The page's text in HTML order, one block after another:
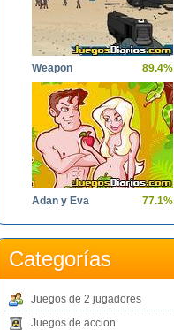
Weapon 89.4%
Adan y Eva 77.1%
Categorías
Juegos de 2 jugadores
Juegos de accion